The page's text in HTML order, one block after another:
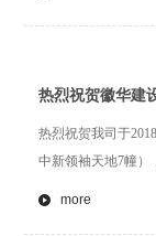
热烈祝贺徽华建
热烈祝贺我司于
中新领袖天地7幢）
more